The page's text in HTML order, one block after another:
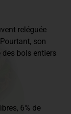
reléguée
son
bols entiers
6% de